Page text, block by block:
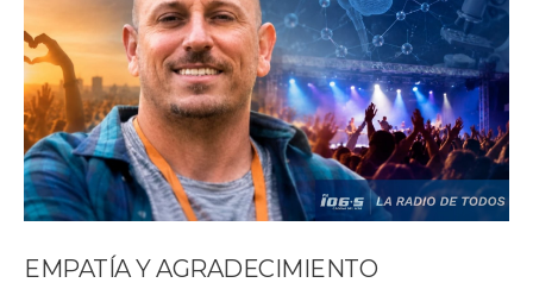
EMPATÍA Y AGRADECIMIENTO